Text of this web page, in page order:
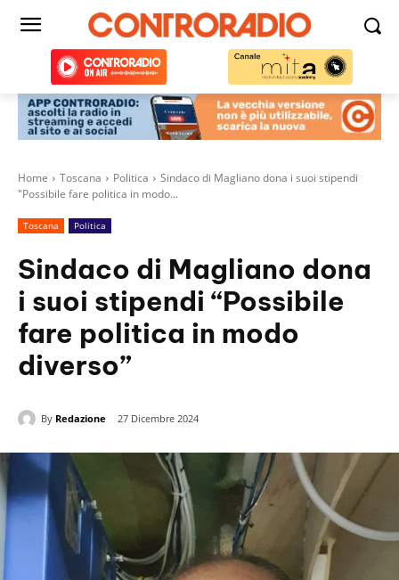
Home Toscana Politica
Sindaco di Magliano dona i suoi stipendi
"Possibile fare politica in modo...
Toscana Politica
Sindaco di Magliano dona
i suoi stipendi “Possibile
fare politica in modo
diverso”
By Redazione 27 Dicembre 2024